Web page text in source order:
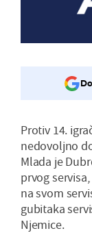
Protiv 14.
nedovoljno
Mlada je
prvog
na svom
gubitaka
Njemice.